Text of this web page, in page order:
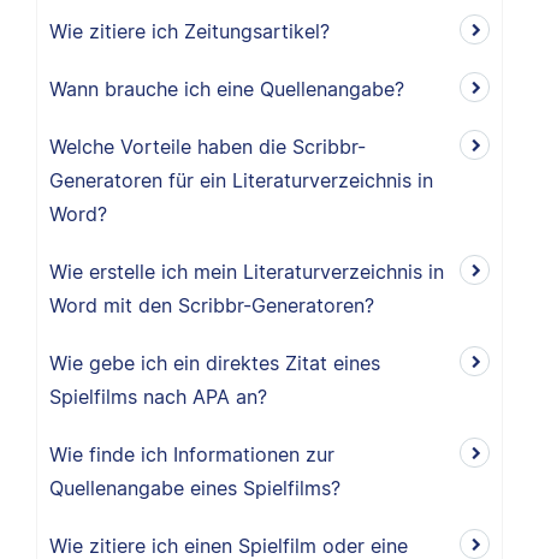
Wie zitiere ich Zeitungsartikel?
Wann brauche ich eine Quellenangabe?
Welche Vorteile haben die Scribbr-
Generatoren für ein Literaturverzeichnis in
Word?
Wie erstelle ich mein Literaturverzeichnis in
Word mit den Scribbr-Generatoren?
Wie gebe ich ein direktes Zitat eines
Spielfilms nach APA an?
Wie finde ich Informationen zur
Quellenangabe eines Spielfilms?
Wie zitiere ich einen Spielfilm oder eine